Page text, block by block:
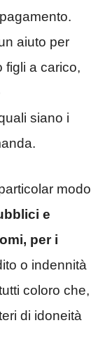
aiuto per
figli a carico,
siano i
modo
e
per i
o indennità
coloro che,
di idoneità